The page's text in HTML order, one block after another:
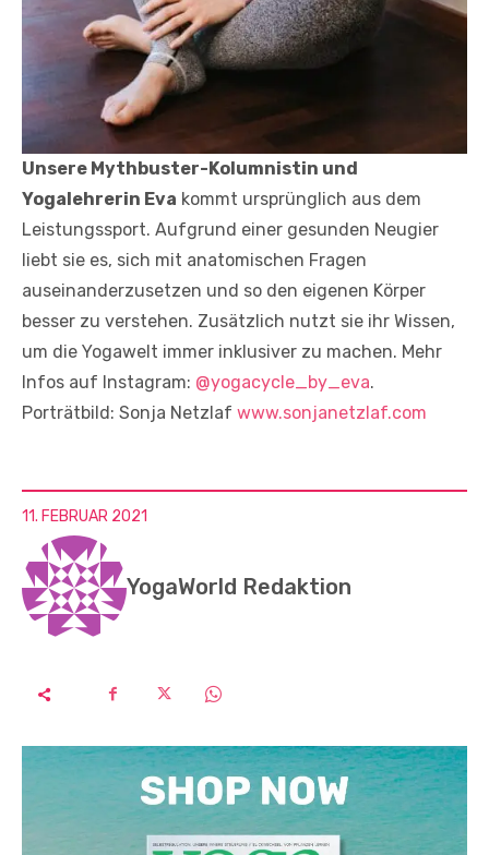
Unsere Mythbuster-Kolumnistin und
Yogalehrerin Eva kommt ursprünglich aus dem
Leistungssport. Aufgrund einer gesunden Neugier
liebt sie es, sich mit anatomischen Fragen
auseinanderzusetzen und so den eigenen Körper
besser zu verstehen. Zusätzlich nutzt sie ihr Wissen,
um die Yogawelt immer inklusiver zu machen. Mehr
Infos auf Instagram: @yogacycle_by_eva.
Porträtbild: Sonja Netzlaf www.sonjanetzlaf.com
11. FEBRUAR 2021
YogaWorld Redaktion